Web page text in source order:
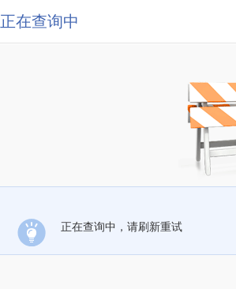
正在查询中
正在查询中，请刷新重试